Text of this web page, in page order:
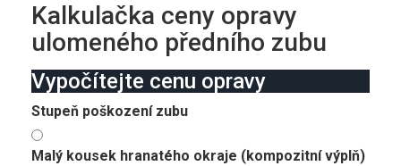
Kalkulačka ceny opravy
ulomeného předního zubu
Vypočítejte cenu opravy
Stupeň poškození zubu
Malý kousek hranatého okraje (kompozitní výplň)